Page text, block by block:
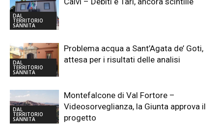
DAL
TERRITORIO
SANNITA
DAL
TERRITORIO
SANNITA
Problema acqua a Sant’Agata de’ Goti,
attesa per i risultati delle analisi
DAL
TERRITORIO
SANNITA
Montefalcone di Val Fortore –
Videosorveglianza, la Giunta approva il
progetto